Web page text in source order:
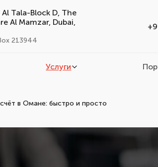
Al Tala-Block D, The
Al Mamzar, Dubai,
213944
Услуги
в Омане: быстро и просто